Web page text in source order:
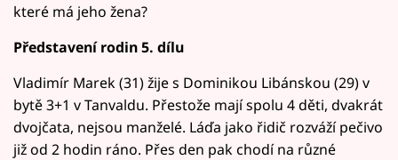
které má jeho žena?
Představení rodin 5. dílu
Vladimír Marek (31) žije s Dominikou Libánskou (29) v
bytě 3+1 v Tanvaldu. Přestože mají spolu 4 děti, dvakrát
dvojčata, nejsou manželé. Láďa jako řidič rozváží pečivo
již od 2 hodin ráno. Přes den pak chodí na různé